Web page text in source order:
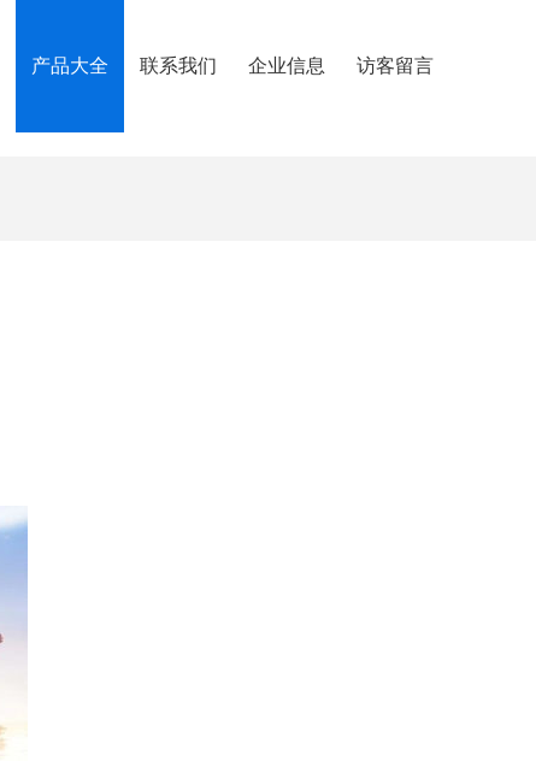
产品大全 联系我们 企业信息 访客留言